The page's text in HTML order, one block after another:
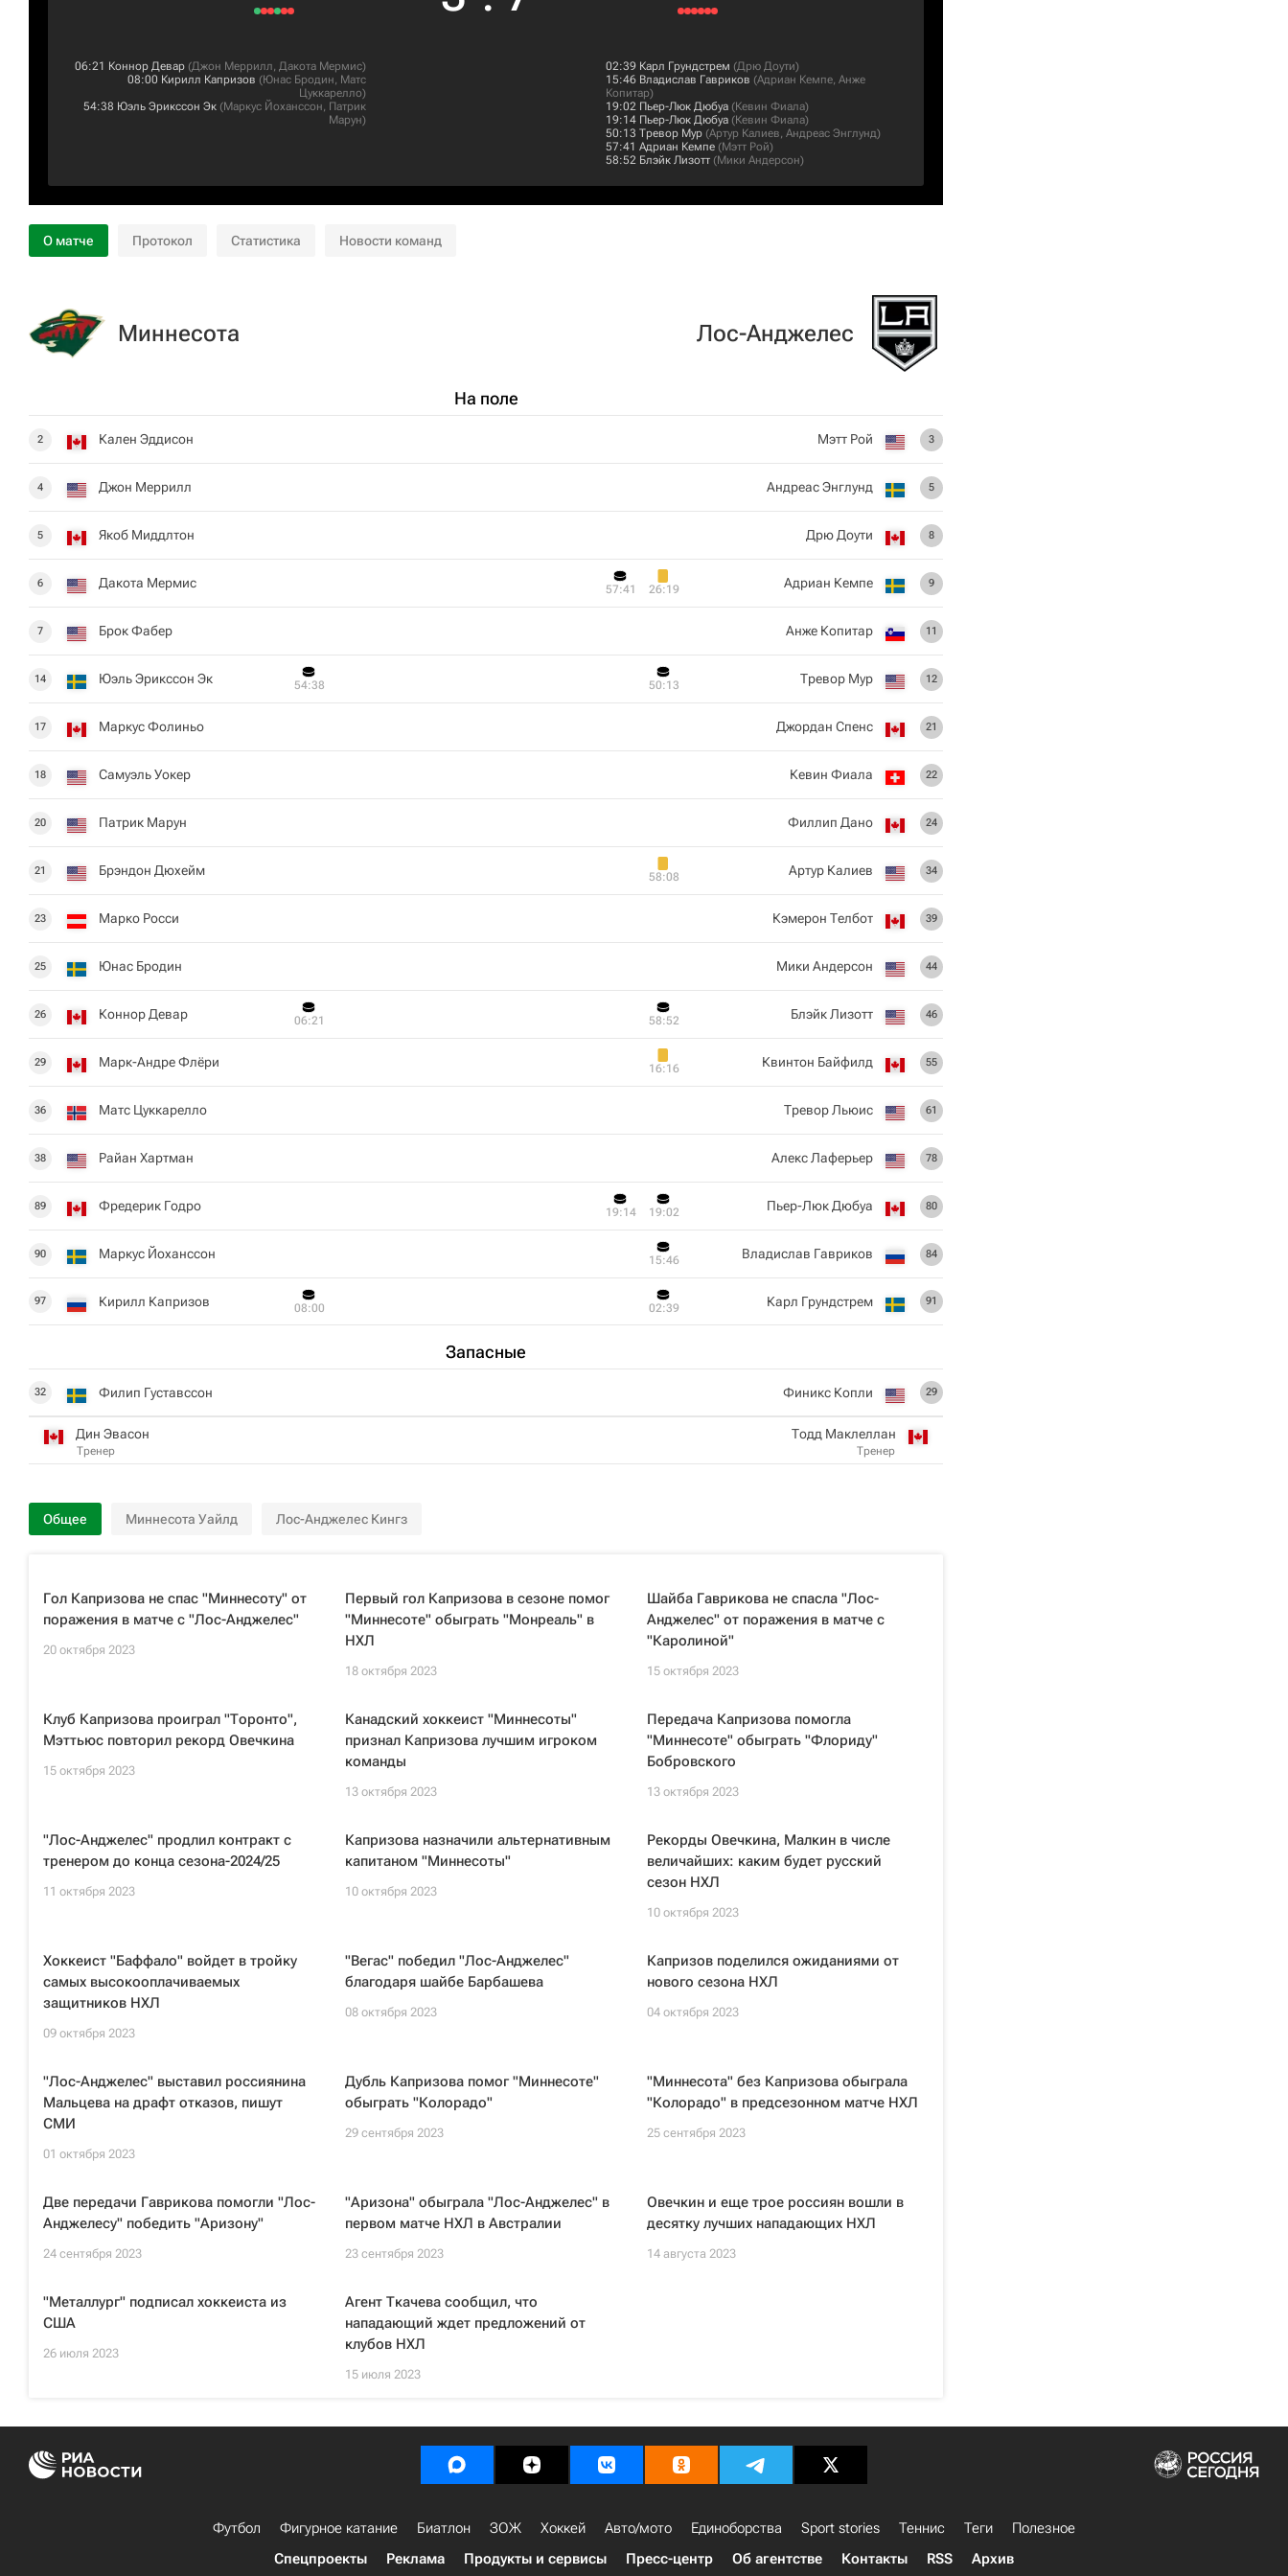
06:21 Коннор Девар (Джон Меррилл, Дакота Мермис)
08:00 Кирилл Капризов (Юнас Бродин, Матс
Цуккарелло)
54:38 Юэль Эрикссон Эк (Маркус Йоханссон, Патрик
Марун)
02:39 Карл Грундстрем (Дрю Доути)
15:46 Владислав Гавриков (Адриан Кемпе, Анже
Копитар)
19:02 Пьер-Люк Дюбуа (Кевин Фиала)
19:14 Пьер-Люк Дюбуа (Кевин Фиала)
50:13 Тревор Мур (Артур Калиев, Андреас Энглунд)
57:41 Адриан Кемпе (Мэтт Рой)
58:52 Блэйк Лизотт (Мики Андерсон)
О матче Протокол Статистика Новости команд
Миннесота
На поле
2 Кален Эддисон
4 Джон Меррилл
5 Якоб Миддлтон
6 Дакота Мермис
7 Брок Фабер
14 Юэль Эрикссон Эк 54:38
17 Маркус Фолиньо
18 Самуэль Уокер
20 Патрик Марун
21 Брэндон Дюхейм
23 Марко Росси
25 Юнас Бродин
26 Коннор Девар 06:21
29 Марк-Андре Флёри
36 Матс Цуккарелло
38 Райан Хартман
89 Фредерик Годро
90 Маркус Йоханссон
97 Кирилл Капризов 08:00
Запасные
32 Филип Густавссон
Дин Эвасон
Тренер
Лос-Анджелес
3
Мэтт Рой
5
Андреас Энглунд
8
Дрю Доути
9
Адриан Кемпе
26:19
57:41
11
Анже Копитар
12
Тревор Мур
50:13
21
Джордан Спенс
22
Кевин Фиала
24
Филлип Дано
34
Артур Калиев
58:08
39
Кэмерон Телбот
44
Мики Андерсон
46
Блэйк Лизотт
58:52
55
Квинтон Байфилд
16:16
61
Тревор Льюис
78
Алекс Лаферьер
80
Пьер-Люк Дюбуа
19:02
19:14
84
Владислав Гавриков
15:46
91
Карл Грундстрем
02:39
29
Финикс Копли
Тодд Маклеллан
Тренер
Общее Миннесота Уайлд Лос-Анджелес Кингз
Гол Капризова не спас "Миннесоту" от
поражения в матче с "Лос-Анджелес"
20 октября 2023
Первый гол Капризова в сезоне помог
"Миннесоте" обыграть "Монреаль" в
НХЛ
18 октября 2023
Шайба Гаврикова не спасла "Лос-
Анджелес" от поражения в матче с
"Каролиной"
15 октября 2023
Клуб Капризова проиграл "Торонто",
Мэттьюс повторил рекорд Овечкина
15 октября 2023
Канадский хоккеист "Миннесоты"
признал Капризова лучшим игроком
команды
13 октября 2023
Передача Капризова помогла
"Миннесоте" обыграть "Флориду"
Бобровского
13 октября 2023
"Лос-Анджелес" продлил контракт с
тренером до конца сезона-2024/25
11 октября 2023
Капризова назначили альтернативным
капитаном "Миннесоты"
10 октября 2023
Рекорды Овечкина, Малкин в числе
величайших: каким будет русский
сезон НХЛ
10 октября 2023
Хоккеист "Баффало" войдет в тройку
самых высокооплачиваемых
защитников НХЛ
09 октября 2023
"Вегас" победил "Лос-Анджелес"
благодаря шайбе Барбашева
08 октября 2023
Капризов поделился ожиданиями от
нового сезона НХЛ
04 октября 2023
"Лос-Анджелес" выставил россиянина
Мальцева на драфт отказов, пишут
СМИ
01 октября 2023
Дубль Капризова помог "Миннесоте"
обыграть "Колорадо"
29 сентября 2023
"Миннесота" без Капризова обыграла
"Колорадо" в предсезонном матче НХЛ
25 сентября 2023
Две передачи Гаврикова помогли "Лос-
Анджелесу" победить "Аризону"
24 сентября 2023
"Аризона" обыграла "Лос-Анджелес" в
первом матче НХЛ в Австралии
23 сентября 2023
Овечкин и еще трое россиян вошли в
десятку лучших нападающих НХЛ
14 августа 2023
"Металлург" подписал хоккеиста из
США
26 июля 2023
Агент Ткачева сообщил, что
нападающий ждет предложений от
клубов НХЛ
15 июля 2023
Футбол Фигурное катание Биатлон ЗОЖ Хоккей Авто/мото Единоборства Sport stories Теннис Теги
Полезное
Спецпроекты
Реклама Продукты и сервисы Пресс-центр Об агентстве Контакты RSS Архив